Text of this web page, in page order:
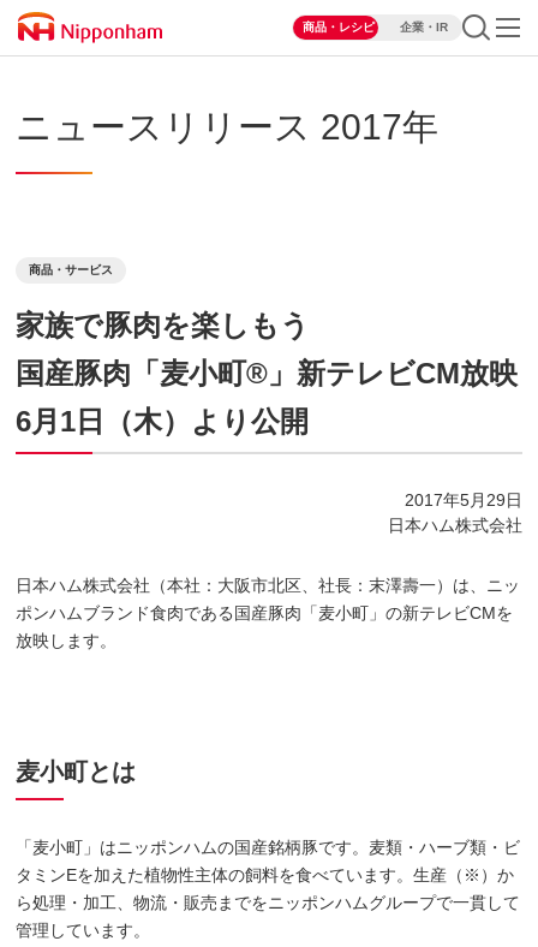
商品・レシピ 企業・IR
ニュースリリース 2017年
商品・サービス
家族で豚肉を楽しもう
国産豚肉「麦小町®」新テレビCM放映
6月1日（木）より公開
2017年5月29日
日本ハム株式会社
日本ハム株式会社（本社：大阪市北区、社長：末澤壽一）は、ニッ
ポンハムブランド食肉である国産豚肉「麦小町」の新テレビCMを
放映します。
麦小町とは
「麦小町」はニッポンハムの国産銘柄豚です。麦類・ハーブ類・ビ
タミンEを加えた植物性主体の飼料を食べています。生産（※）か
ら処理・加工、物流・販売までをニッポンハムグループで一貫して
管理しています。